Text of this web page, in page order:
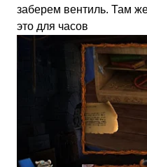
заберем вентиль. Там
это для часов